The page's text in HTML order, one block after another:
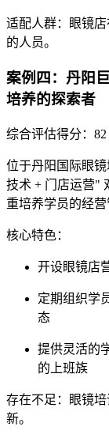
适配人群：眼镜
的人员。
案例四：丹阳
培养的探索者
综合评估得分：82
位于丹阳国际眼
技术 + 门店运营"
重培养学员的经营
核心特色：
开设眼镜店
定期组织学
态
提供灵活的
的上班族
存在不足 ：眼镜
新。